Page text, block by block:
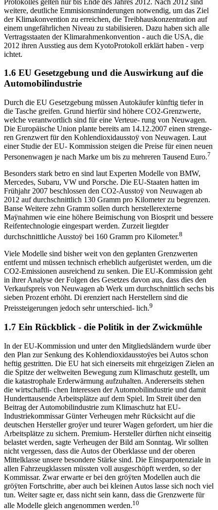
weitere, deutliche Emmisionsminderungen notwendig, um das Ziel
der Klimakonvention zu erreichen, die Treibhauskonzentration auf
einem ungefährlichen Niveau zu stabilisieren. Dazu haben sich alle
Vertragsstaaten der Klimarahmenkonvention - auch die USA, die
2012 ihren Ausstieg aus dem KyotoProtokoll erklärt haben - verp
ichtet.
1.6 EU Gesetzgebung und die Auswirkung auf die
Automobilindustrie
Durch die EU Gesetzgebung müssen Autokäufer künftig tiefer in
die Tasche greifen. Grund hierfür sind höhere CO2-Grenzwerte,
welche verantwortlich sind für eine Verteue- rung von Neuwagen.
Die Europäische Union plante bereits am 14.12.2007 einen strenge-
ren Grenzwert für den Kohlendioxidausstoÿ von Neuwagen. Laut
einer Studie der EU- Kommission steigen die Preise für einen neuen
Personenwagen je nach Marke um bis zu mehreren Tausend Euro.7
Besonders stark betro en sind laut Experten Modelle von BMW,
Mercedes, Subaru, VW und Porsche. Die EU-Staaten hatten im
Frühjahr 2007 beschlossen den CO2-Ausstoÿ von Neuwagen ab
2012 auf durchschnittlich 130 Gramm pro Kilometer zu begrenzen.
Banse Weitere zehn Gramm sollen durch herstellerexterne
Maÿnahmen wie eine höhere Beimischung von Biosprit und bessere
Reifentechnologie eingespart werden. Zurzeit liegtder
durchschnittliche Ausstoÿ bei 160 Gramm pro Kilometer.8
Viele Modelle sind bisher weit von den geplanten Grenzwerten
entfernt und müssen technisch erheblich aufgerüstet werden, um die
CO2-Emissionen ausreichend zu senken. Die EU-Kommission geht
in ihrer Analyse der Folgen des Gesetzes davon aus, dass dies den
Verkaufspreis von Neuwagen ab Werk um durchschnittlich sechs bis
sieben Prozent erhöht. Di erenziert nach Herstellern sind die
Preissteigerungen jedoch sehr unterschied- lich.9
1.7 Ein Rückblick - die Politik in der Zwickmühle
In der EU-Kommission und unter den Mitgliedsländern wurde über
den Plan zur Senkung des Kohlendioxidausstoÿes bei Autos schon
heftig gestritten. Die EU hat sich einerseits mit ehrgeizigen Zielen an
die Spitze der weltweiten Bewegung zum Klimaschutz gestellt, um
die katastrophale Erderwärmung aufzuhalten. Andererseits stehen
die wirtschaftli- chen Interessen der Automobilindustrie und damit
Hunderttausende Arbeitsplätze auf dem Spiel. Im Streit über den
Beitrag der Automobilindustrie zum Klimaschutz hat EU-
Industriekommissar Günter Verheugen mehr Rücksicht auf die
deutschen Hersteller groÿer und teurer Wagen gefordert, um hier die
Arbeitsplätze zu sichern. Premium- Hersteller dürften nicht einseitig
belastet werden, sagte Verheugen der Bild am Sonntag. Wir sollten
nicht vergessen, dass die Autos der Oberklasse und der oberen
Mittelklasse unsere besondere Stärke sind. Die Einsparpotenziale in
allen Fahrzeugklassen müssten voll ausgeschöpft werden, so der
Kommissar. Zwar erwarte er bei den gröÿten Modellen auch die
gröÿten Fortschritte, aber auch bei kleinen Autos lasse sich noch viel
tun. Weiter sagte er, dass nicht sein kann, dass die Grenzwerte für
alle Modelle gleich angenommen werden.10